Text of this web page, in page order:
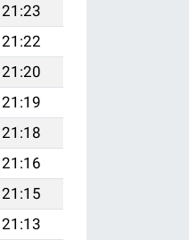
21:23
21:22
21:20
21:19
21:18
21:16
21:15
21:13